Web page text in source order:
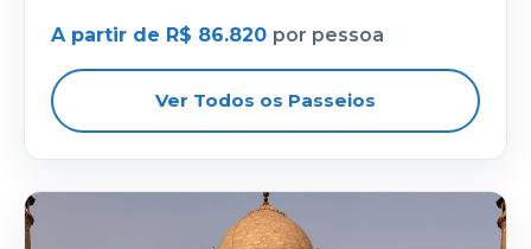
A partir de R$ 86.820 por pessoa
Ver Todos os Passeios